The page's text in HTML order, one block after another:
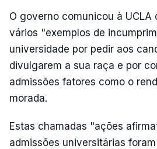
O governo comunicou à UCLA
vários "exemplos de
universidade por pedir aos
divulgarem a sua raça e por
admissões fatores como o
morada.
Estas chamadas "ações
admissões universitárias